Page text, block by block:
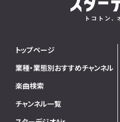
トップページ
業種・業態別おすすめチャンネル
楽曲検索
チャンネル一覧